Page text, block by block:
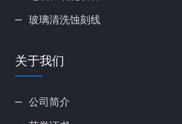
玻璃清洗蚀刻线
关于我们
公司简介